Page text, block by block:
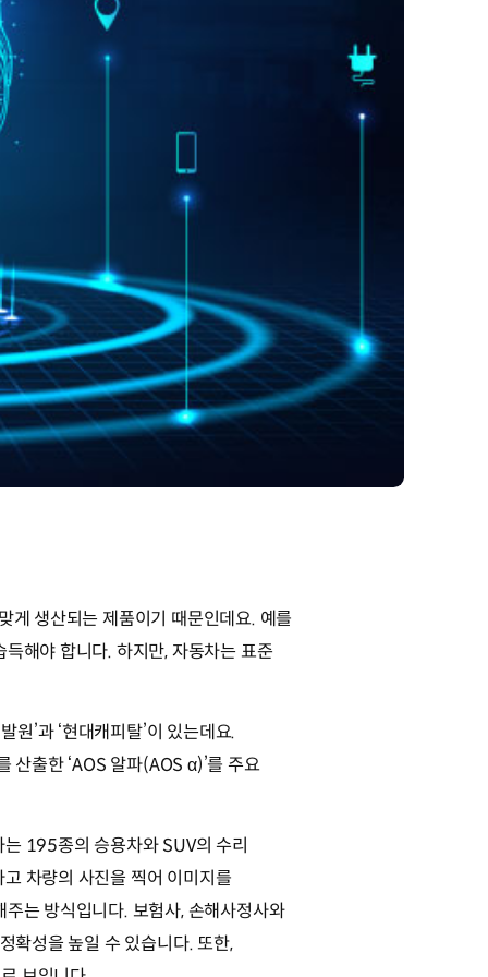
게 생산되는 제품이기 때문인데요. 예를
해야 합니다. 하지만, 자동차는 표준
’과 ‘현대캐피탈’이 있는데요.
출한 ‘AOS 알파(AOS α)’를 주요
195종의 승용차와 SUV의 수리
차량의 사진을 찍어 이미지를
는 방식입니다. 보험사, 손해사정사와
확성을 높일 수 있습니다. 또한,